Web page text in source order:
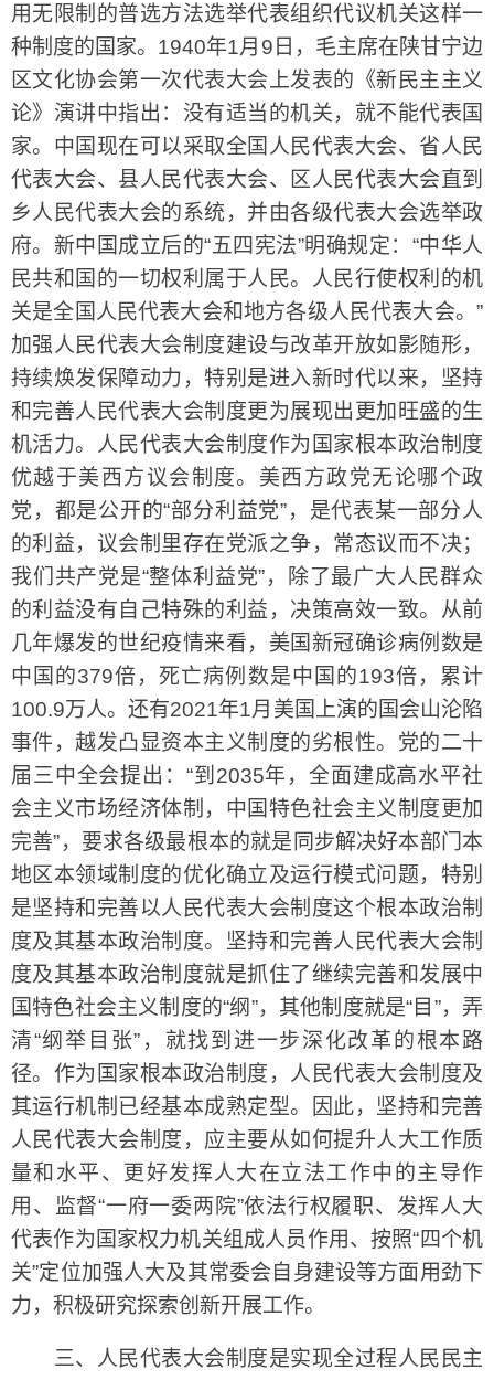
用无限制的普选方法选举代表组织代议机关这样一
种制度的国家。1940年1月9日，毛主席在陕甘宁边
区文化协会第一次代表大会上发表的《新民主主义
论》演讲中指出：没有适当的机关，就不能代表国
家。中国现在可以采取全国人民代表大会、省人民
代表大会、县人民代表大会、区人民代表大会直到
乡人民代表大会的系统，并由各级代表大会选举政
府。新中国成立后的“五四宪法”明确规定：“中华人
民共和国的一切权利属于人民。人民行使权利的机
关是全国人民代表大会和地方各级人民代表大会。”
加强人民代表大会制度建设与改革开放如影随形，
持续焕发保障动力，特别是进入新时代以来，坚持
和完善人民代表大会制度更为展现出更加旺盛的生
机活力。人民代表大会制度作为国家根本政治制度
优越于美西方议会制度。美西方政党无论哪个政
党，都是公开的“部分利益党”，是代表某一部分人
的利益，议会制里存在党派之争，常态议而不决；
我们共产党是“整体利益党”，除了最广大人民群众
的利益没有自己特殊的利益，决策高效一致。从前
几年爆发的世纪疫情来看，美国新冠确诊病例数是
中国的379倍，死亡病例数是中国的193倍，累计
100.9万人。还有2021年1月美国上演的国会山沦陷
事件，越发凸显资本主义制度的劣根性。党的二十
届三中全会提出：“到2035年，全面建成高水平社
会主义市场经济体制，中国特色社会主义制度更加
完善”，要求各级最根本的就是同步解决好本部门本
地区本领域制度的优化确立及运行模式问题，特别
是坚持和完善以人民代表大会制度这个根本政治制
度及其基本政治制度。坚持和完善人民代表大会制
度及其基本政治制度就是抓住了继续完善和发展中
国特色社会主义制度的“纲”，其他制度就是“目”，弄
清“纲举目张”，就找到进一步深化改革的根本路
径。作为国家根本政治制度，人民代表大会制度及
其运行机制已经基本成熟定型。因此，坚持和完善
人民代表大会制度，应主要从如何提升人大工作质
量和水平、更好发挥人大在立法工作中的主导作
用、监督“一府一委两院”依法行权履职、发挥人大
代表作为国家权力机关组成人员作用、按照“四个机
关”定位加强人大及其常委会自身建设等方面用劲下
力，积极研究探索创新开展工作。
三、人民代表大会制度是实现全过程人民民主